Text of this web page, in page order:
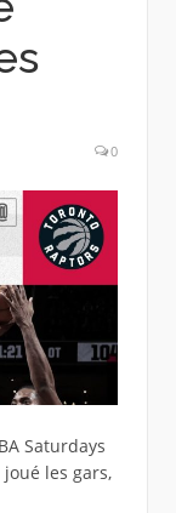
0
Saturdays
les gars,